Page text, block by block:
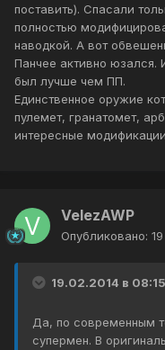
поставить). Спасали
полностью
наводкой. А вот
Панчее активно юзался.
был лучше чем ПП.
Единственное оружие
пулемет, гранатомет,
интересные
VelezAWP
Опубликовано:
19.02.2014 в
Да, по современным
супермен. В